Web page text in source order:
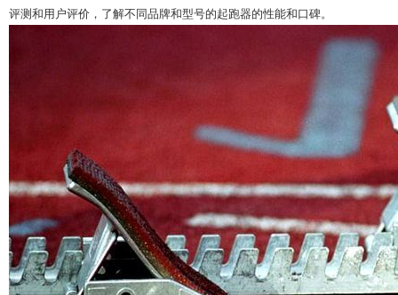
评测和用户评价，了解不同品牌和型号的起跑器的性能和口碑。